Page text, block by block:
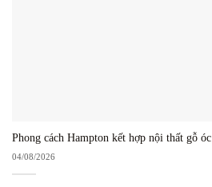
Phong cách Hampton kết hợp nội thất gỗ
04/08/2026